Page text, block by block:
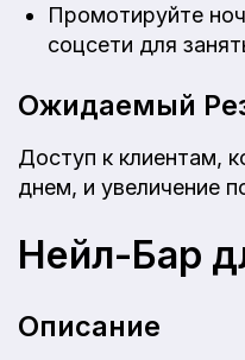
Промотируйте
соцсети для
Ожидаемый
Доступ к клиентам,
днем, и увеличение
Нейл-Бар
Описание